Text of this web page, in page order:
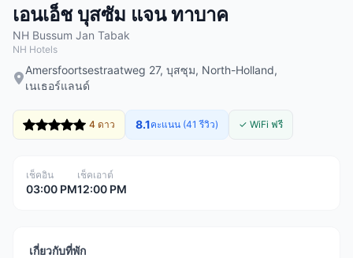
เอนเอ็ช บุสซัม แจน ทาบาค
NH Bussum Jan Tabak
NH Hotels
Amersfoortsestraatweg 27, บุสซุม, North-Holland,
เนเธอร์แลนด์
4 ดาว 8.1คะแนน (41 รีวิว) ✓ WiFi ฟรี
เช็คอิน
03:00 PM
เช็คเอาต์
12:00 PM
เกี่ยวกับที่พัก